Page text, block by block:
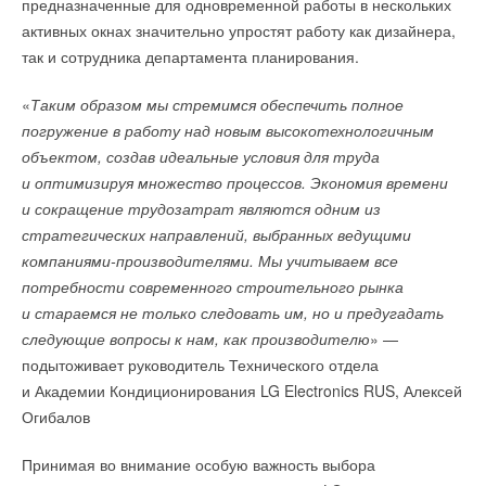
активных окнах значительно упростят работу как дизайнера,
так и сотрудника департамента планирования.
«Таким образом мы стремимся обеспечить полное
погружение в работу над новым высокотехнологичным
объектом, создав идеальные условия для труда
и оптимизируя множество процессов. Экономия времени
и сокращение трудозатрат являются одним из
стратегических направлений, выбранных ведущими
компаниями-производителями. Мы учитываем все
потребности современного строительного рынка
и стараемся не только следовать им, но и предугадать
следующие вопросы к нам, как производителю» —
подытоживает руководитель Технического отдела
и Академии Кондиционирования LG Electronics RUS, Алексей
Огибалов
Принимая во внимание особую важность выбора
проектировщиков»: программа лояльности стартовала летом
2019 года и пользуется популярностью среди
отправится в Южную Корею и познакомится с процессом
производства и тестирования лично, посетив завод
и лабораторию компании.
Комментарии
В этой теме еще нет комментариев
Добавить комментарий
Ваше имя *
информацию о нормативно-правовых требованиях.
→
BIM-модели для бытовых котлов Navien на сайте